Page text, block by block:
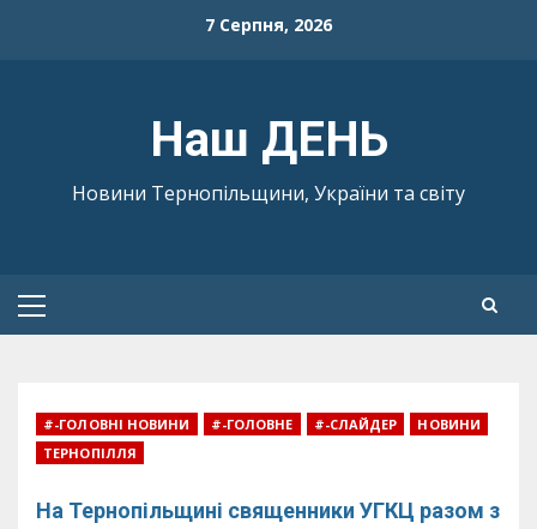
7 Серпня, 2026
Наш ДЕНЬ
Новини Тернопільщини, України та світу
Primary
#-ГОЛОВНІ НОВИНИ #-ГОЛОВНЕ #-СЛАЙДЕР
НОВИНИ
ТЕРНОПІЛЛЯ
На Тернопільщині священники УГКЦ разом з